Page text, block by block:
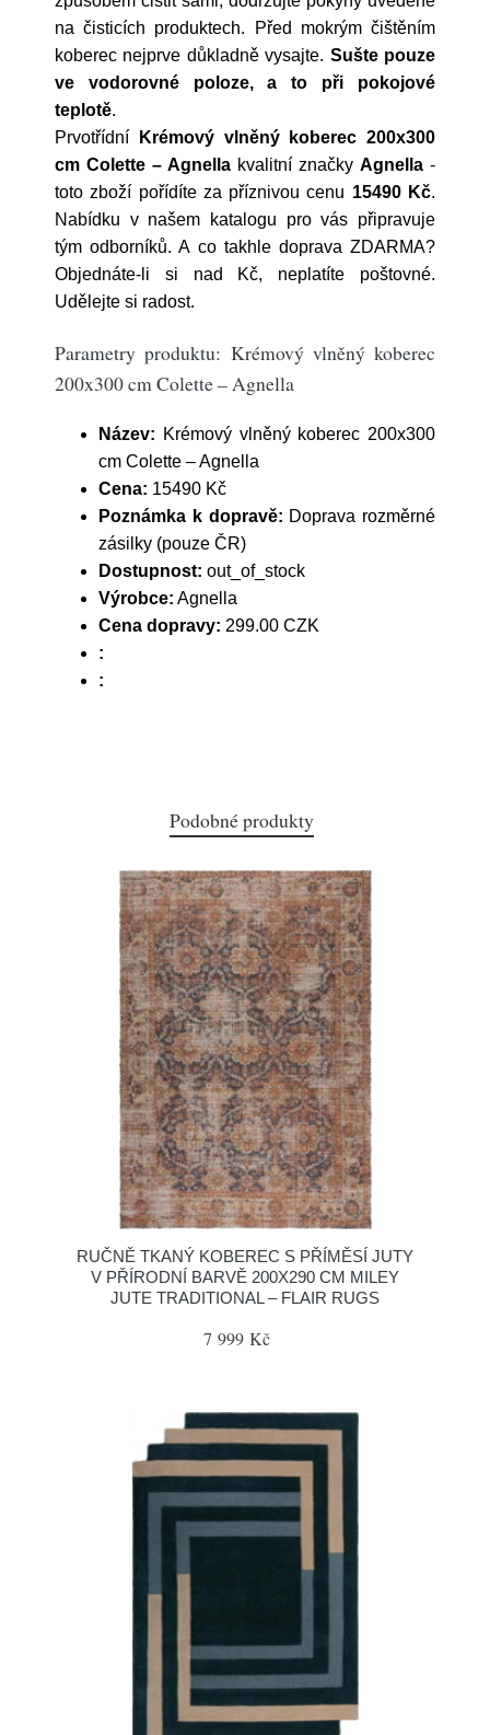
na čisticích produktech. Před mokrým čištěním
koberec nejprve důkladně vysajte. Sušte pouze
ve vodorovné poloze, a to při pokojové
teplotě.
Prvotřídní
Krémový vlněný koberec 200x300
cm Colette – Agnella kvalitní značky Agnella -
toto zboží pořídíte za příznivou cenu 15490 Kč.
Nabídku v našem katalogu pro vás připravuje
tým odborníků. A co takhle doprava ZDARMA?
Objednáte-li si nad Kč, neplatíte poštovné.
Udělejte si radost.
Parametry produktu: Krémový vlněný koberec
200x300 cm Colette – Agnella
Název: Krémový vlněný koberec 200x300
cm Colette – Agnella
Cena: 15490 Kč
Poznámka k dopravě: Doprava rozměrné
zásilky (pouze ČR)
Dostupnost: out_of_stock
Výrobce: Agnella
Cena dopravy: 299.00 CZK
:
:
Podobné produkty
RUČNĚ TKANÝ KOBEREC S PŘÍMĚSÍ JUTY
V PŘÍRODNÍ BARVĚ 200X290 CM MILEY
JUTE TRADITIONAL – FLAIR RUGS
7 999 Kč